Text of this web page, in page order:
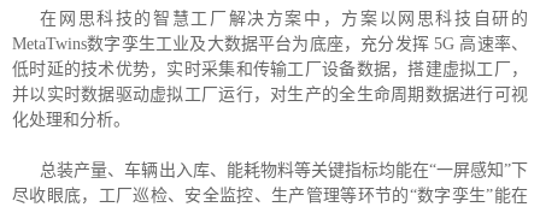
在网思科技的智慧工厂解决方案中，方案以网思科技自研的
MetaTwins数字孪生工业及大数据平台为底座，充分发挥 5G 高速率、
低时延的技术优势，实时采集和传输工厂设备数据，搭建虚拟工厂，
并以实时数据驱动虚拟工厂运行，对生产的全生命周期数据进行可视
化处理和分析。
总装产量、车辆出入库、能耗物料等关键指标均能在“一屏感知”下
尽收眼底，工厂巡检、安全监控、生产管理等环节的“数字孪生”能在